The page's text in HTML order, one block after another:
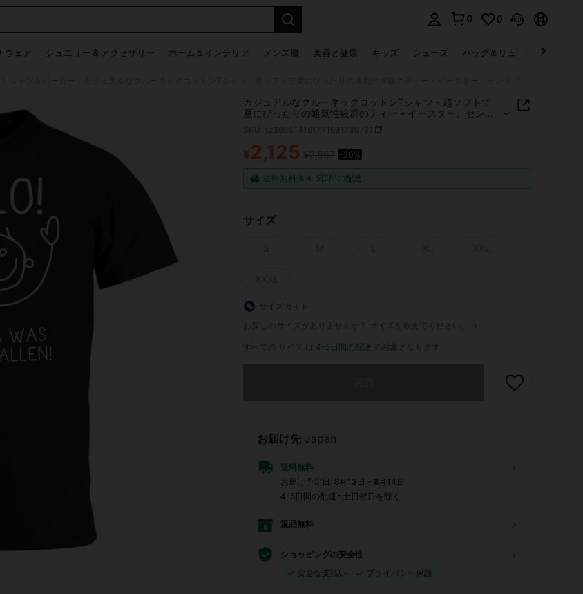
0 0
ウェア ジュエリー & アクセサリー ホーム＆インテリア メンズ服 美容と健康 キッズ シューズ バッグ＆リュック
カジュアルなクルーネックコットンTシャツ - 超ソフトで
夏にぴったりの通気性抜群のティー - イースター、セント
パトリックデー、バレンタインデー、母の日に最適なギフ
ト、家族や友人への思い出の一枚
PRICE AND AVAILABILITY
¥2,125 -20%
送料無料 & 4-5日間の配達
サイズ
サイズガイド
お探しのサイズがありませんか？ サイズを教えてください。
すべての サイズ は 4-5日間の配達 の対象となります
お届け先 Japan
送料無料
お届け予定日: 8月13日 - 8月14日
4-5日間の配達 : 土日祝日を除く
返品無料
ショッピングの安全性
安全な支払い
プライバシー保護